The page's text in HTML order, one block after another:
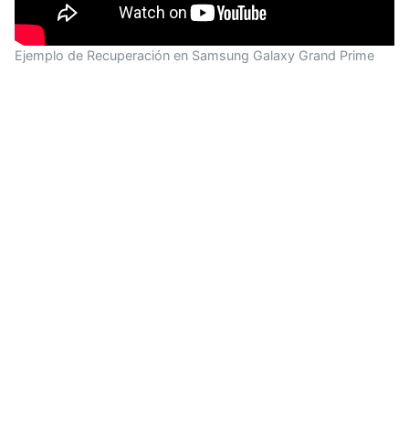
Ejemplo de Recuperación en Samsung Galaxy Grand Prime